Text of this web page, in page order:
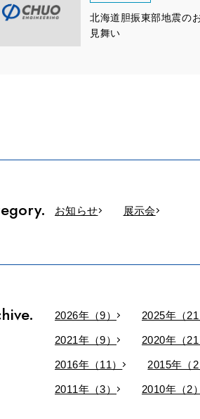
北海道胆振東部地震の
見舞い
お知らせ 展示会
2026年（9） 2025年（21
2021年（9） 2020年（21
2016年（11） 2015年（2
2011年（3） 2010年（2）